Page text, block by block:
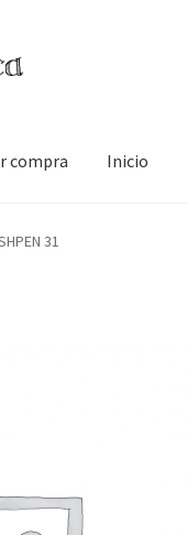
compra Inicio
Inicio Mi cuenta
31